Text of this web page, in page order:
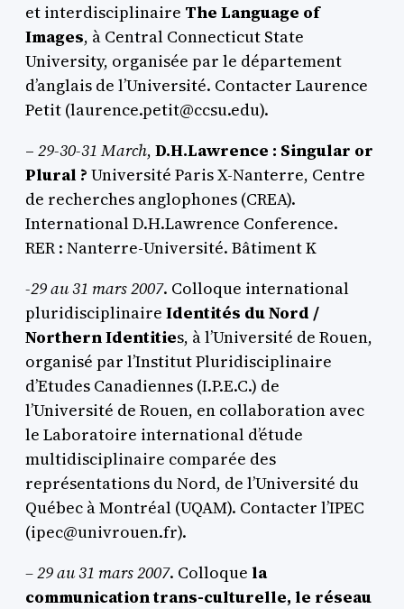
et interdisciplinaire The Language of
Images, à Central Connecticut State
University, organisée par le département
d’anglais de l’Université. Contacter Laurence
Petit (laurence.petit@ccsu.edu).
– 29-30-31 March, D.H.Lawrence : Singular or
Plural ? Université Paris X-Nanterre, Centre
de recherches anglophones (CREA).
International D.H.Lawrence Conference.
RER : Nanterre-Université. Bâtiment K
-29 au 31 mars 2007. Colloque international
pluridisciplinaire Identités du Nord /
Northern Identities, à l’Université de Rouen,
organisé par l’Institut Pluridisciplinaire
d’Etudes Canadiennes (I.P.E.C.) de
l’Université de Rouen, en collaboration avec
le Laboratoire international d’étude
multidisciplinaire comparée des
représentations du Nord, de l’Université du
Québec à Montréal (UQAM). Contacter l’IPEC
(ipec@univrouen.fr).
– 29 au 31 mars 2007. Colloque la
communication trans-culturelle, le réseau